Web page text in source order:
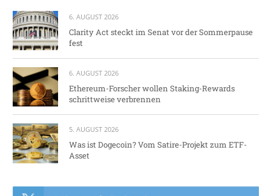
6. AUGUST 2026
Clarity Act steckt im Senat vor der Sommerpause
fest
6. AUGUST 2026
Ethereum-Forscher wollen Staking-Rewards
schrittweise verbrennen
5. AUGUST 2026
Was ist Dogecoin? Vom Satire-Projekt zum ETF-
Asset